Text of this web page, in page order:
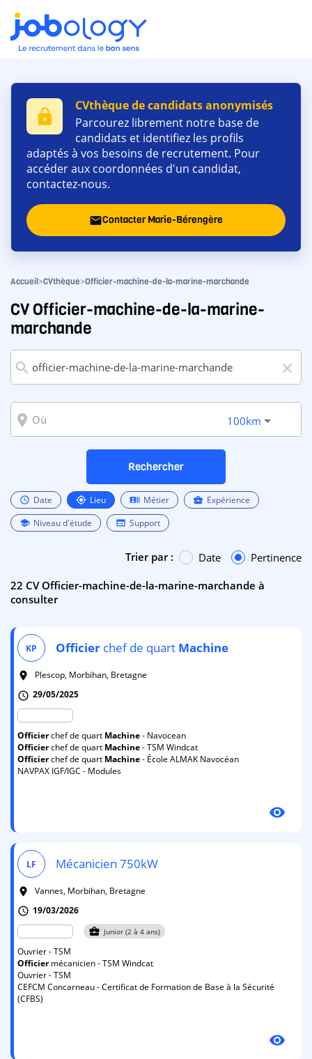
lock
CVthèque de candidats anonymisés
Parcourez librement notre base de
candidats et identifiez les profils
adaptés à vos besoins de recrutement. Pour
accéder aux coordonnées d'un candidat,
contactez-nous.
emailContacter Marie-Bérengère
Accueil>CVthèque>Officier-machine-de-la-marine-marchande
CV Officier-machine-de-la-marine-
marchande
search close
room 100km
Rechercher
schedule Date my_location Lieu recent_actors Métier business_center Expérience
school Niveau d'étude web Support
22 CV Officier-machine-de-la-marine-marchande à
consulter
Trier par : Date Pertinence
KP Officier chef de quart Machine
room
Plescop, Morbihan, Bretagne
schedule 29/05/2025
Officierchef de quart Machine- Navocean
Officierchef de quart Machine- TSM Windcat
Officierchef de quart Machine- École ALMAK Navocéan
NAVPAX IGF/IGC - Modules
visibility
LF Mécanicien 750kW
room
Vannes, Morbihan, Bretagne
schedule 19/03/2026
business_center Junior (2 à 4 ans)
Ouvrier - TSM
Officiermécanicien - TSM Windcat
Ouvrier - TSM
CEFCM Concarneau - Certificat de Formation de Base à la Sécurité
(CFBS)
visibility